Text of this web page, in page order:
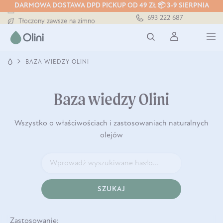
DARMOWA DOSTAWA DPD PICKUP OD 49 ZŁ 📦 3-9 SIERPNIA
Darmowa dostawa od 199 zł
Tłoczony zawsze na zimno
Darmowa dostawa od 199 zł
693 222 687
BAZA WIEDZY OLINI
Baza wiedzy Olini
Wszystko o właściwościach i zastosowaniach naturalnych
olejów
SZUKAJ
Zastosowanie: